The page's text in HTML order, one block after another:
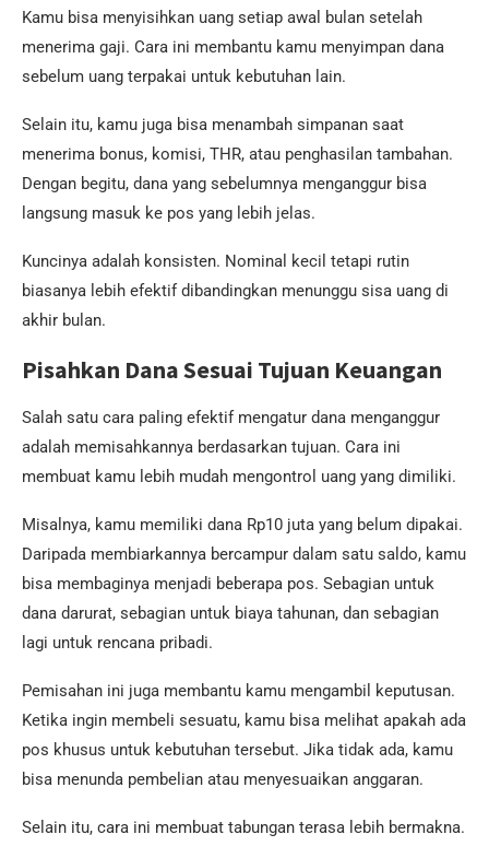
Kamu bisa menyisihkan uang setiap awal bulan setelah
menerima gaji. Cara ini membantu kamu menyimpan dana
sebelum uang terpakai untuk kebutuhan lain.
Selain itu, kamu juga bisa menambah simpanan saat
menerima bonus, komisi, THR, atau penghasilan tambahan.
Dengan begitu, dana yang sebelumnya menganggur bisa
langsung masuk ke pos yang lebih jelas.
Kuncinya adalah konsisten. Nominal kecil tetapi rutin
biasanya lebih efektif dibandingkan menunggu sisa uang di
akhir bulan.
Pisahkan Dana Sesuai Tujuan Keuangan
Salah satu cara paling efektif mengatur dana menganggur
adalah memisahkannya berdasarkan tujuan. Cara ini
membuat kamu lebih mudah mengontrol uang yang dimiliki.
Misalnya, kamu memiliki dana Rp10 juta yang belum dipakai.
Daripada membiarkannya bercampur dalam satu saldo, kamu
bisa membaginya menjadi beberapa pos. Sebagian untuk
dana darurat, sebagian untuk biaya tahunan, dan sebagian
lagi untuk rencana pribadi.
Pemisahan ini juga membantu kamu mengambil keputusan.
Ketika ingin membeli sesuatu, kamu bisa melihat apakah ada
pos khusus untuk kebutuhan tersebut. Jika tidak ada, kamu
bisa menunda pembelian atau menyesuaikan anggaran.
Selain itu, cara ini membuat tabungan terasa lebih bermakna.